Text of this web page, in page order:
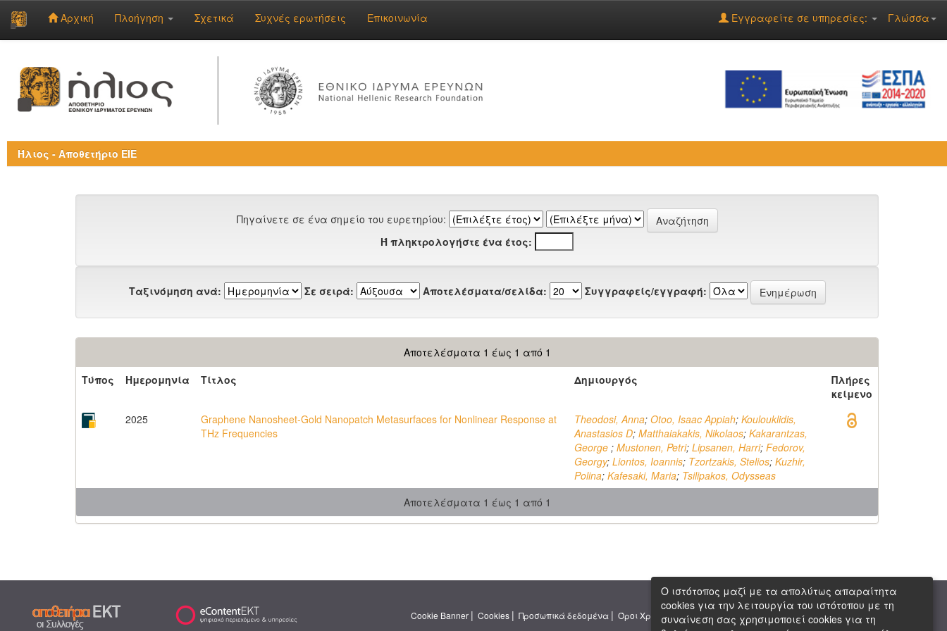
navigation
Αρχική Πλοήγηση Σχετικά Συχνές ερωτήσεις Επικοινωνία Γλώσσα
Εγγραφείτε σε υπηρεσίες:
Ήλιος - Αποθετήριο ΕΙΕ
Πηγαίνετε σε ένα σημείο του ευρετηρίου:
Ή πληκτρολογήστε ένα έτος:
Ταξινόμηση ανά: Σε σειρά: Αποτελέσματα/σελίδα: Συγγραφείς/εγγραφή:
Αποτελέσματα 1 έως 1 από 1
Τύπος
Ημερομηνία Τίτλος Δημιουργός
Πλήρες
κείμενο
2025
Graphene Nanosheet-Gold Nanopatch Metasurfaces for Nonlinear Response at
THz Frequencies
Theodosi, Anna; Otoo, Isaac Appiah; Koulouklidis,
Anastasios D; Matthaiakakis, Nikolaos; Kakarantzas,
George ; Mustonen, Petri; Lipsanen, Harri; Fedorov,
Georgy; Liontos, Ioannis; Tzortzakis, Stelios; Kuzhir,
Polina; Kafesaki, Maria; Tsilipakos, Odysseas
Αποτελέσματα 1 έως 1 από 1
Cookie Banner | Cookies | Προσωπικά δεδομένα | Όροι Χρήσης| Πνευματική Ιδιοκτησία | Copyright © 2026 ΕΙΕ
Ο ιστότοπος μαζί με τα απολύτως απαραίτητα
cookies για την λειτουργία του ιστότοπου με τη
συναίνεση σας χρησιμοποιεί cookies για τη